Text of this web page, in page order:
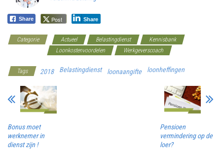
Share Post Share
Categorie Actueel Belastingdienst
Kennisbank
Loonkostenvoordelen Werkgeverscoach
Tags 2018 Belastingdienst loonaangifte loonheffingen
Bonus moet
werknemer in
dienst zijn !
Pensioen
vermindering op de
loer?